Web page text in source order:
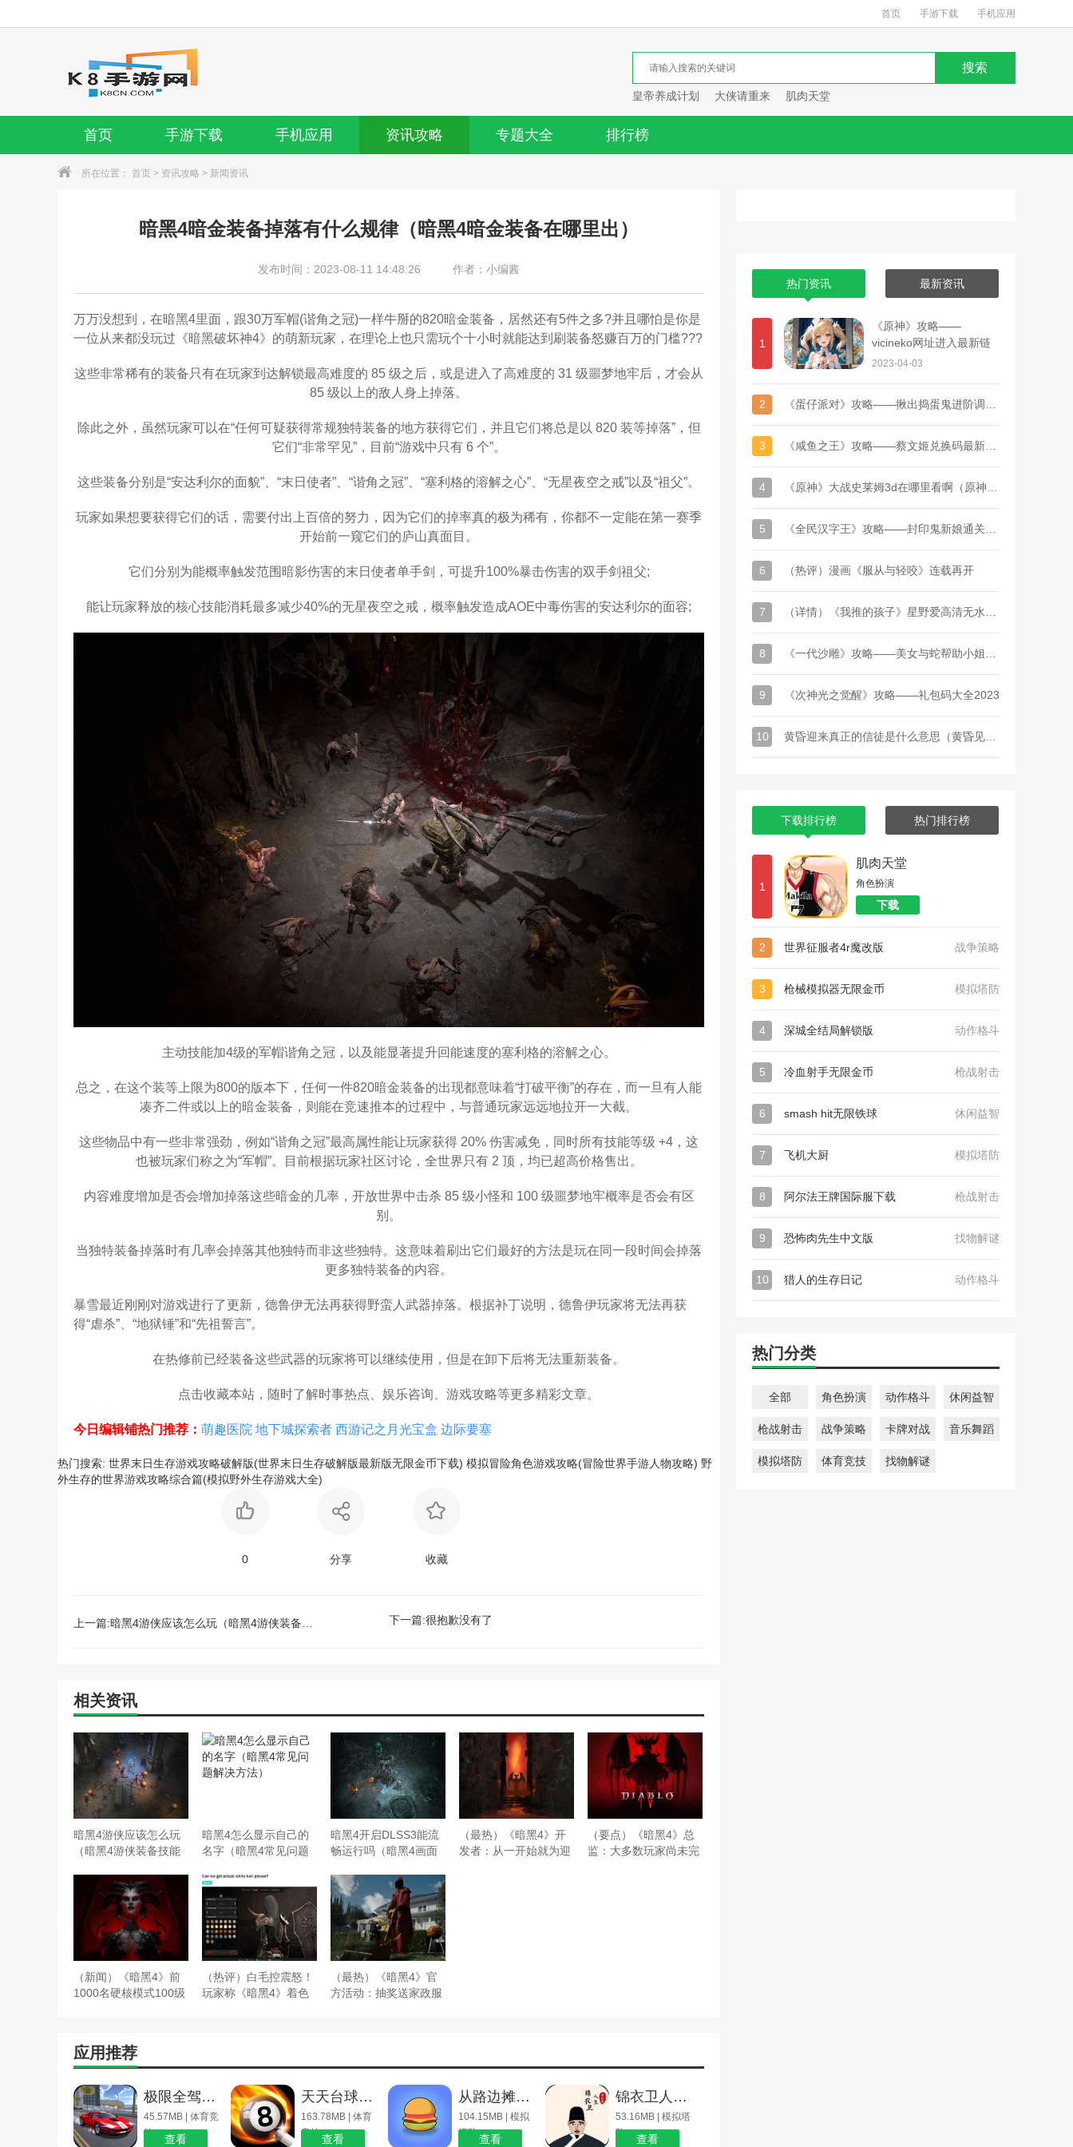
首页 手游下载 手机应用
皇帝养成计划 大侠请重来 肌肉天堂
首页 手游下载 手机应用 资讯攻略 专题大全 排行榜
所在位置： 首页 > 资讯攻略 > 新闻资讯
暗黑4暗金装备掉落有什么规律（暗黑4暗金装备在哪里出）
发布时间：2023-08-11 14:48:26 作者：小编酱
万万没想到，在暗黑4里面，跟30万军帽(谐角之冠)一样牛掰的820暗金装备，居然还有5件之多?并且哪怕是你是
一位从来都没玩过《暗黑破坏神4》的萌新玩家，在理论上也只需玩个十小时就能达到刷装备怒赚百万的门槛???
这些非常稀有的装备只有在玩家到达解锁最高难度的 85 级之后，或是进入了高难度的 31 级噩梦地牢后，才会从
85 级以上的敌人身上掉落。
除此之外，虽然玩家可以在“任何可疑获得常规独特装备的地方获得它们，并且它们将总是以 820 装等掉落”，但
它们“非常罕见”，目前“游戏中只有 6 个”。
这些装备分别是“安达利尔的面貌”、“末日使者”、“谐角之冠”、“塞利格的溶解之心”、“无星夜空之戒”以及“祖父”。
玩家如果想要获得它们的话，需要付出上百倍的努力，因为它们的掉率真的极为稀有，你都不一定能在第一赛季
开始前一窥它们的庐山真面目。
它们分别为能概率触发范围暗影伤害的末日使者单手剑，可提升100%暴击伤害的双手剑祖父;
能让玩家释放的核心技能消耗最多减少40%的无星夜空之戒，概率触发造成AOE中毒伤害的安达利尔的面容;
主动技能加4级的军帽谐角之冠，以及能显著提升回能速度的塞利格的溶解之心。
总之，在这个装等上限为800的版本下，任何一件820暗金装备的出现都意味着“打破平衡”的存在，而一旦有人能
凑齐二件或以上的暗金装备，则能在竞速推本的过程中，与普通玩家远远地拉开一大截。
这些物品中有一些非常强劲，例如“谐角之冠”最高属性能让玩家获得 20% 伤害减免，同时所有技能等级 +4，这
也被玩家们称之为“军帽”。目前根据玩家社区讨论，全世界只有 2 顶，均已超高价格售出。
内容难度增加是否会增加掉落这些暗金的几率，开放世界中击杀 85 级小怪和 100 级噩梦地牢概率是否会有区
别。
当独特装备掉落时有几率会掉落其他独特而非这些独特。这意味着刷出它们最好的方法是玩在同一段时间会掉落
更多独特装备的内容。
暴雪最近刚刚对游戏进行了更新，德鲁伊无法再获得野蛮人武器掉落。根据补丁说明，德鲁伊玩家将无法再获
得“虐杀”、“地狱锤”和“先祖誓言”。
在热修前已经装备这些武器的玩家将可以继续使用，但是在卸下后将无法重新装备。
点击收藏本站，随时了解时事热点、娱乐咨询、游戏攻略等更多精彩文章。
今日编辑铺热门推荐： 萌趣医院 地下城探索者 西游记之月光宝盒 边际要塞
热门搜索: 世界末日生存游戏攻略破解版(世界末日生存破解版最新版无限金币下载) 模拟冒险角色游戏攻略(冒险世界手游人物攻略) 野
外生存的世界游戏攻略综合篇(模拟野外生存游戏大全)
0 分享 收藏
下一篇:很抱歉没有了
相关资讯
暗黑4游侠应该怎么玩
（暗黑4游侠装备技能
暗黑4怎么显示自己的
名字（暗黑4常见问题
暗黑4开启DLSS3能流
畅运行吗（暗黑4画面
（最热）《暗黑4》开
发者：从一开始就为迎
（要点）《暗黑4》总
监：大多数玩家尚未完
（新闻）《暗黑4》前
1000名硬核模式100级
（热评）白毛控震怒！
玩家称《暗黑4》着色
（最热）《暗黑4》官
方活动：抽奖送家政服
应用推荐
极限全驾驶模拟器
45.57MB | 体育竞
技
查看
天天台球无限金币钻石
163.78MB | 体育
竞技查看
从路边摊到餐厅大亨
104.15MB | 模拟
塔防查看
锦衣卫人生模拟器
53.16MB | 模拟塔
防
查看
热门资讯 最新资讯
1
《原神》攻略——
vicineko网址进入最新链
接
2023-04-03
2
3
4
5
6 （热评）漫画《服从与轻咬》连载再开
7
8
9 《次神光之觉醒》攻略——礼包码大全2023
10
下载排行榜 热门排行榜
1
肌肉天堂
角色扮演
下载
2 世界征服者4r魔改版 战争策略
3 枪械模拟器无限金币 模拟塔防
4 深城全结局解锁版 动作格斗
5 冷血射手无限金币 枪战射击
6 smash hit无限铁球 休闲益智
7 飞机大厨 模拟塔防
8 阿尔法王牌国际服下载 枪战射击
9 恐怖肉先生中文版 找物解谜
10 猎人的生存日记 动作格斗
热门分类
全部 角色扮演 动作格斗 休闲益智
枪战射击 战争策略 卡牌对战 音乐舞蹈
模拟塔防 体育竞技 找物解谜